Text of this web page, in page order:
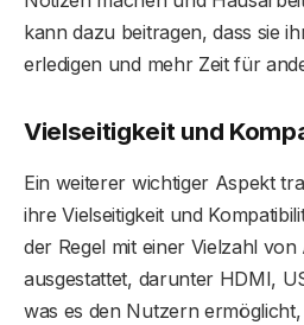
kann dazu beitragen, dass sie
erledigen und mehr Zeit für
Vielseitigkeit und
Ein weiterer wichtiger Aspekt
ihre Vielseitigkeit und
der Regel mit einer Vielzahl
ausgestattet, darunter HDMI,
was es den Nutzern